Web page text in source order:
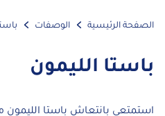
الصفحة الرئيسية الوصفات
باستا الليمون
استمتعي بانتعاش باستا الليمون